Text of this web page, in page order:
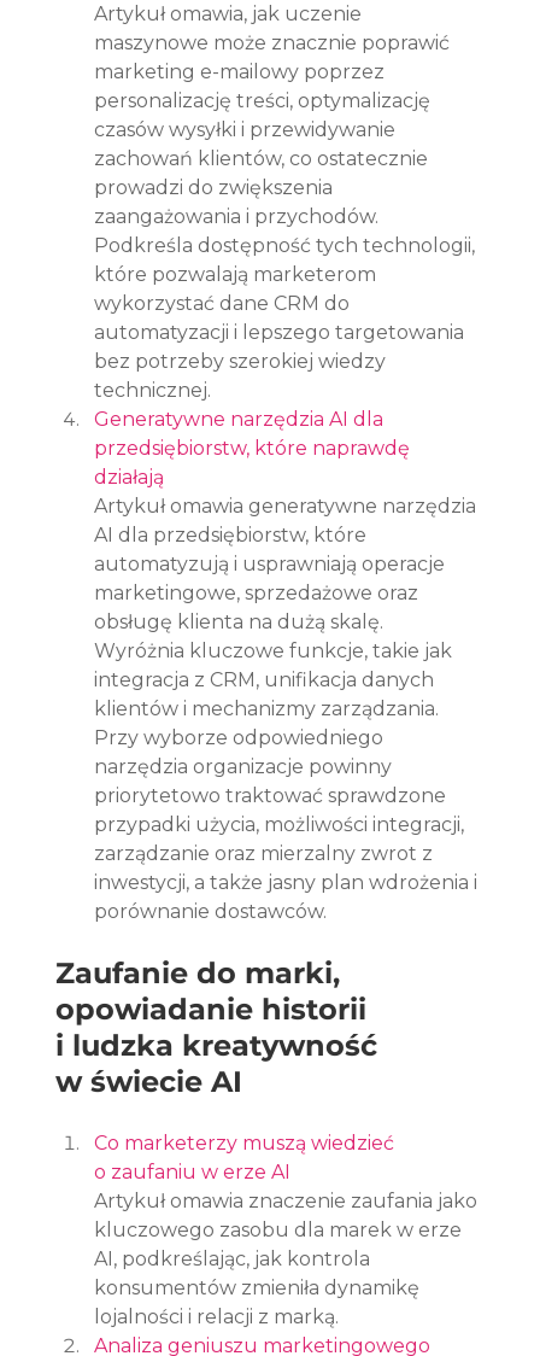
Artykuł omawia, jak uczenie
maszynowe może znacznie poprawić
marketing e-mailowy poprzez
personalizację treści, optymalizację
czasów wysyłki i przewidywanie
zachowań klientów, co ostatecznie
prowadzi do zwiększenia
zaangażowania i przychodów.
Podkreśla dostępność tych technologii,
które pozwalają marketerom
wykorzystać dane CRM do
automatyzacji i lepszego targetowania
bez potrzeby szerokiej wiedzy
technicznej.
Generatywne narzędzia AI dla
przedsiębiorstw, które naprawdę
działają
Artykuł omawia generatywne narzędzia
AI dla przedsiębiorstw, które
automatyzują i usprawniają operacje
marketingowe, sprzedażowe oraz
obsługę klienta na dużą skalę.
Wyróżnia kluczowe funkcje, takie jak
integracja z CRM, unifikacja danych
klientów i mechanizmy zarządzania.
Przy wyborze odpowiedniego
narzędzia organizacje powinny
priorytetowo traktować sprawdzone
przypadki użycia, możliwości integracji,
zarządzanie oraz mierzalny zwrot z
inwestycji, a także jasny plan wdrożenia i
porównanie dostawców.
Zaufanie do marki,
opowiadanie historii
i ludzka kreatywność
w świecie AI
Co marketerzy muszą wiedzieć
o zaufaniu w erze AI
Artykuł omawia znaczenie zaufania jako
kluczowego zasobu dla marek w erze
AI, podkreślając, jak kontrola
konsumentów zmieniła dynamikę
lojalności i relacji z marką.
Analiza geniuszu marketingowego